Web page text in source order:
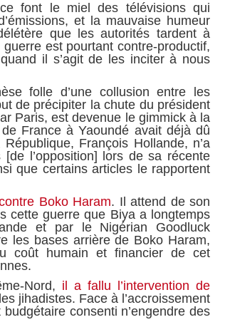
font le miel des télévisions qui
et la mauvaise humeur
que les autorités tardent à
est pourtant contre-productif,
il s’agit de les inciter à nous
folle d’une collusion entre les
de précipiter la chute du président
Paris, est devenue le gimmick à la
France à Yaoundé avait déjà dû
François Hollande, n’a
l’opposition] lors de sa récente
que certains articles le rapportent
Boko Haram. Il attend de son
cette guerre que Biya a longtemps
et par le Nigérian Goodluck
les bases arrière de Boko Haram,
coût humain et financier de cet
Nord, il a fallu l’intervention de
jihadistes. Face à l’accroissement
consenti n’engendre des